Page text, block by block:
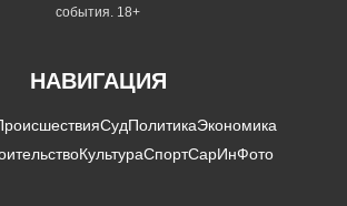
события. 18+
НАВИГАЦИЯ
СудПолитикаЭкономика
КультураСпортСарИнФото